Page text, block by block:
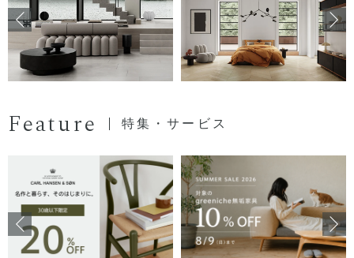
Feature 特集・サービス